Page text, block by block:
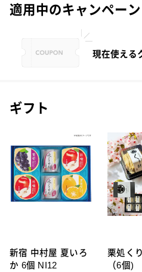
適用中のキャンペーン
現在使える
ギフト
新宿 中村屋 夏いろ
か 6個 NI12
栗処くりと
（6個)